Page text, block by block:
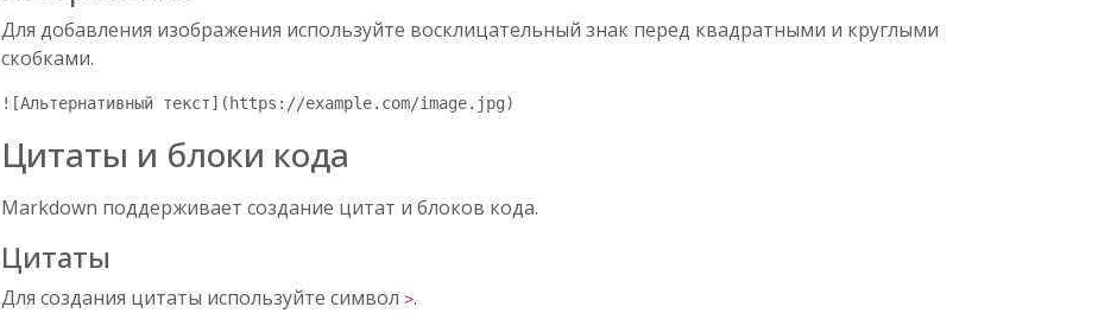
Для добавления изображения используйте восклицательный знак перед квадратными и круглыми
скобками.
![Альтернативный текст](https://example.com/image.jpg)
Цитаты и блоки кода
Markdown поддерживает создание цитат и блоков кода.
Цитаты
Для создания цитаты используйте символ >.